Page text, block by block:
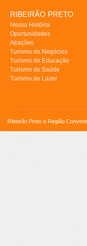
RIBEIRÃO PRETO
Nossa História
Oportunidades
Atrações
Turismo de Negócios
Turismo de Educação
Turismo de Saúde
Turismo de Lazer
Ribeirão Preto e Região